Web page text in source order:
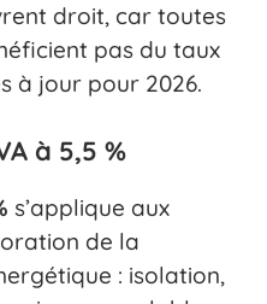
droit, car toutes
pas du taux
à jour pour 2026.
à 5,5 %
s’applique aux
de la
: isolation,